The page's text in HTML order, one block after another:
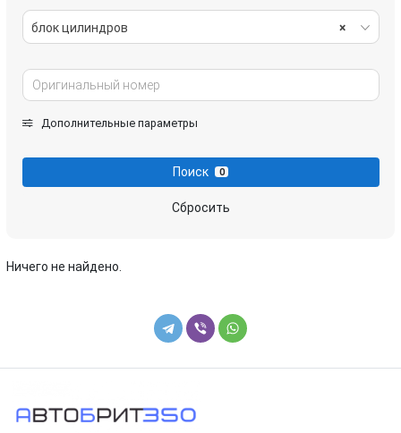
×
блок цилиндров
Дополнительные параметры
Поиск 0
Сбросить
Ничего не найдено.